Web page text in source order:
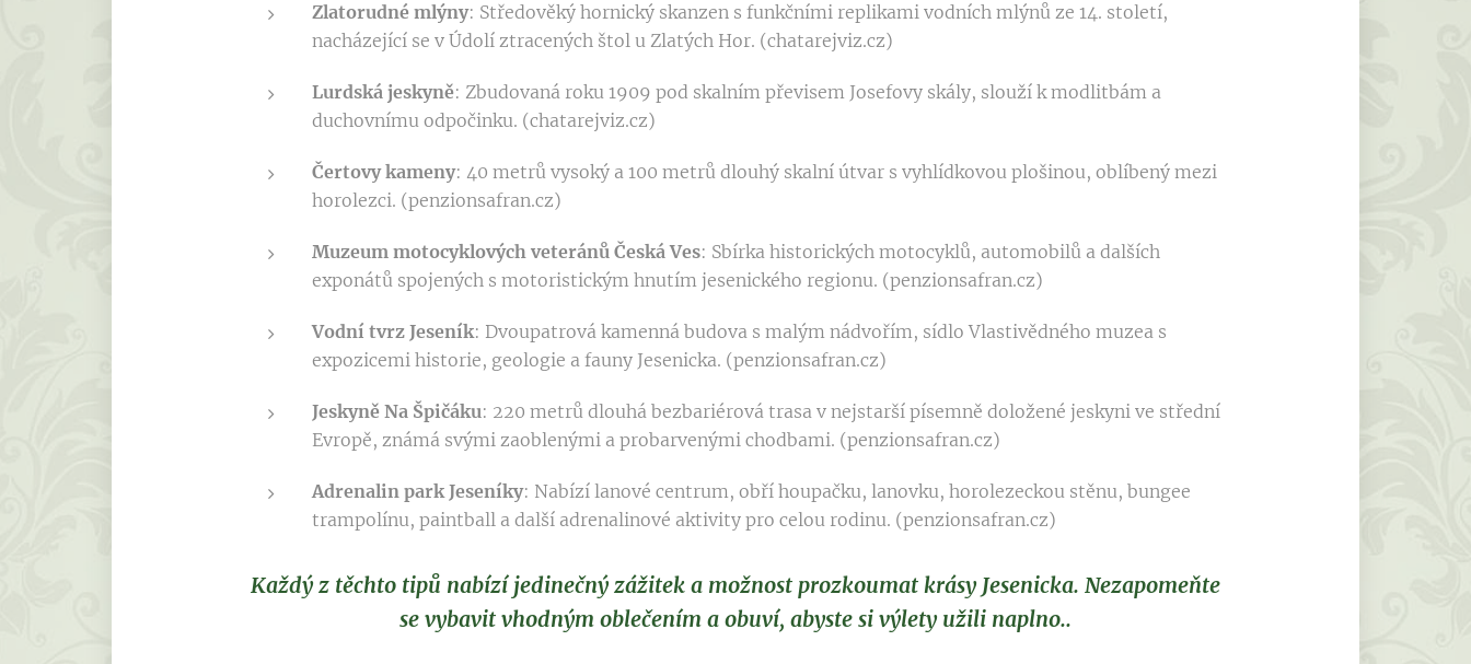
Zlatorudné mlýny: Středověký hornický skanzen s funkčními replikami vodních mlýnů ze 14. století,
nacházející se v Údolí ztracených štol u Zlatých Hor. (chatarejviz.cz)
Lurdská jeskyně: Zbudovaná roku 1909 pod skalním převisem Josefovy skály, slouží k modlitbám a
duchovnímu odpočinku. (chatarejviz.cz)
Čertovy kameny: 40 metrů vysoký a 100 metrů dlouhý skalní útvar s vyhlídkovou plošinou, oblíbený mezi
horolezci. (penzionsafran.cz)
Muzeum motocyklových veteránů Česká Ves: Sbírka historických motocyklů, automobilů a dalších
exponátů spojených s motoristickým hnutím jesenického regionu. (penzionsafran.cz)
Vodní tvrz Jeseník: Dvoupatrová kamenná budova s malým nádvořím, sídlo Vlastivědného muzea s
expozicemi historie, geologie a fauny Jesenicka. (penzionsafran.cz)
Jeskyně Na Špičáku: 220 metrů dlouhá bezbariérová trasa v nejstarší písemně doložené jeskyni ve střední
Evropě, známá svými zaoblenými a probarvenými chodbami. (penzionsafran.cz)
Adrenalin park Jeseníky: Nabízí lanové centrum, obří houpačku, lanovku, horolezeckou stěnu, bungee
trampolínu, paintball a další adrenalinové aktivity pro celou rodinu. (penzionsafran.cz)
Každý z těchto tipů nabízí jedinečný zážitek a možnost prozkoumat krásy Jesenicka. Nezapomeňte
se vybavit vhodným oblečením a obuví, abyste si výlety užili naplno..